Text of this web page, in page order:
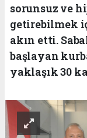
sorunsuz ve
getirebilmek
akın etti.
başlayan
yaklaşık 30